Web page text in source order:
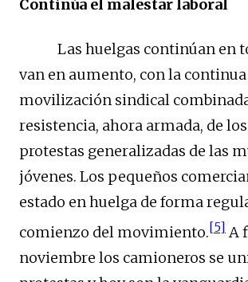
Continúa el malestar laboral
Las huelgas continúan en
van en aumento, con la continua
movilización sindical
resistencia, ahora armada, de
protestas generalizadas de las
jóvenes. Los pequeños
estado en huelga de forma
comienzo del movimiento.[5] A
noviembre los camioneros se